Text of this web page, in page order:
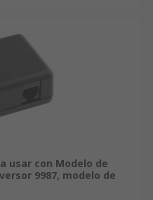
usar con Modelo de
9987, modelo de